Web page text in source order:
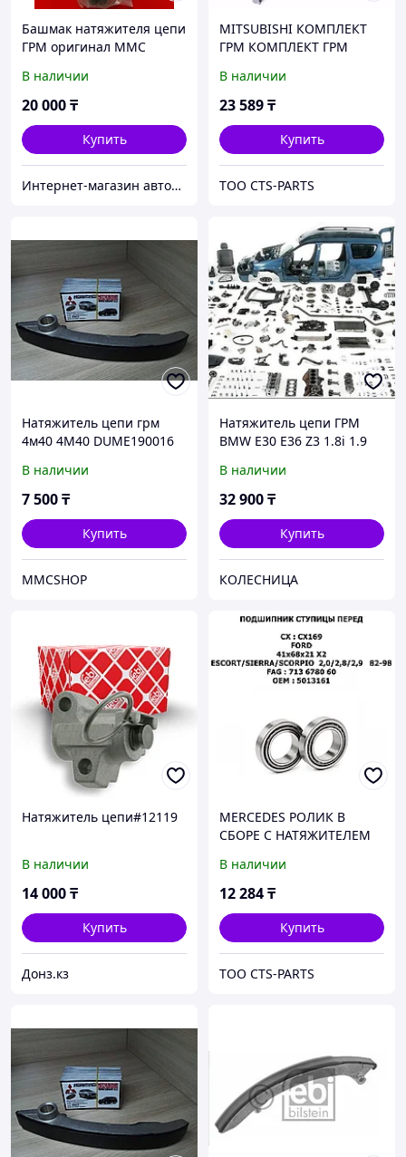
Башмак натяжителя цепи
ГРМ оригинал MMC
4M40
В наличии
20 000₸
Купить
Интернет-магазин автозапчастей Parts-shop.kz
MITSUBISHI КОМПЛЕКТ
ГРМ КОМПЛЕКТ ГРМ
НАПРАВЛЯЮЩИХ) PAJERO
4M40
В наличии
23 589₸
Купить
TOO CTS-PARTS
Натяжитель цепи грм
4м40 4M40 DUME190016
митсубиши mitsubishi
митсубиси запчасти
В наличии
7 500₸
Купить
MMCSHOP
Натяжитель цепи ГРМ
BMW E30 E36 Z3 1.8i 1.9
В наличии
32 900₸
Купить
КОЛЕСНИЦА
Натяжитель цепи#12119
В наличии
14 000₸
Купить
Донз.кз
MERCEDES РОЛИК В
СБОРЕ С НАТЯЖИТЕЛЕМ
1,8/2,0/2,3 M102 82-96
В наличии
12 284₸
Купить
TOO CTS-PARTS